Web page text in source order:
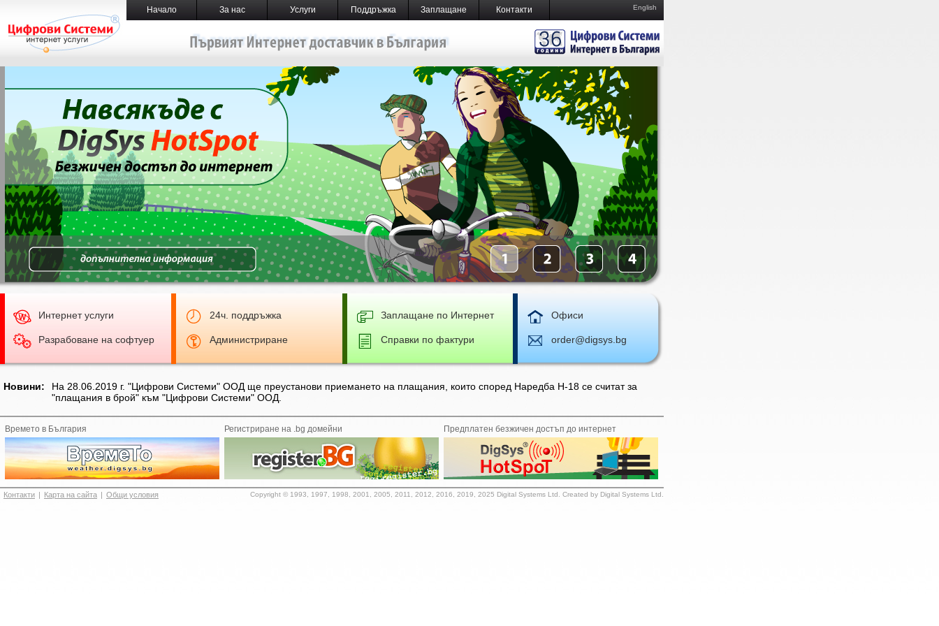
English
Начало За нас Услуги Поддръжка Заплащане Контакти
Интернет услуги
Разрабоване на софтуер
24ч. поддръжка
Администриране
Заплащане по Интернет
Справки по фактури
Офиси
order@digsys.bg
Новини:
На 28.06.2019 г. "Цифрови Системи" ООД ще преустанови приемането на плащания, които според Наредба Н-18 се считат за
"плащания в брой" към "Цифрови Системи" ООД.
Времето в България Регистриране на .bg домейни Предплатен безжичен достъп до интернет
Контакти | Карта на сайта | Общи условия Copyright © 1993, 1997, 1998, 2001, 2005, 2011, 2012, 2016, 2019, 2025 Digital Systems Ltd. Created by Digital Systems Ltd.